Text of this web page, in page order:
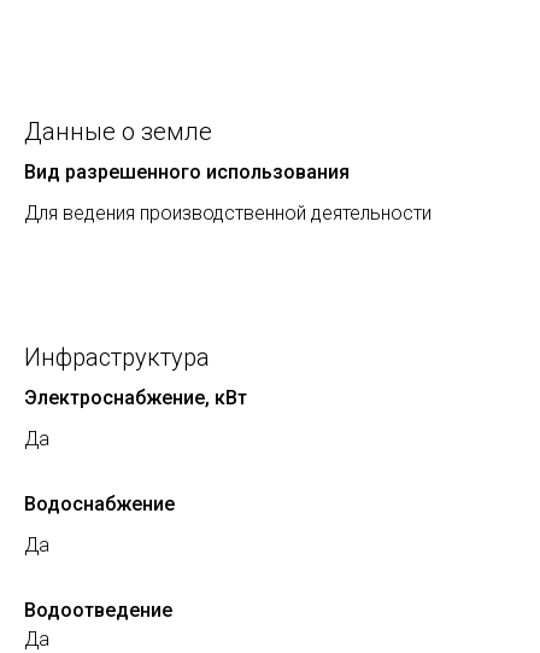
Данные о земле
Вид разрешенного использования
Для ведения производственной деятельности
Инфраструктура
Электроснабжение, кВт
Да
Водоснабжение
Да
Водоотведение
Да